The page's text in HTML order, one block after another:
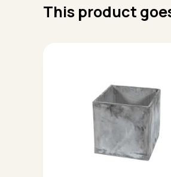
This product